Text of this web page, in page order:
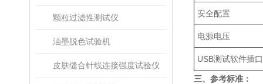
颗粒过滤性测试仪
油墨脱色试验机
皮肤缝合针线连接强度试验仪
安全配置
电源电压
USB测试软件插
三、参考标准：